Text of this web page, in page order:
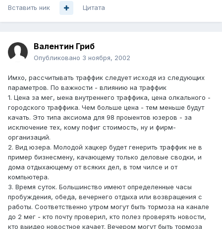
Вставить ник Цитата
Валентин Гриб
Опубликовано 3 ноября, 2002
Имхо, рассчитывать траффик следует исходя из следующих
параметров. По важности - влиянию на траффик
1. Цена за мег, ыена внутреннего траффика, цена олкального -
городского траффика. Чем больше цена - тем меньше будут
качать. Это типа аксиома для 98 проыентов юзеров - за
исключение тех, кому пофиг стоимость, ну и фирм-
организаций.
2. Вид юзера. Молодой хацкер будет генерить траффик не в
пример бизнесмену, качающему только деловые сводки, и
дома отдыхающему от всяких дел, в том чилсе и от
компьютера.
3. Время суток. Большинство имеют определенные часы
пробуждения, обеда, вечернего отдыха или возвращения с
работы. Соответственно утром могут быть тормоза на канале
до 2 мег - кто почту проверил, кто полез проверять новости,
кто выидео новостное качает. Вечером могут быть тормоза